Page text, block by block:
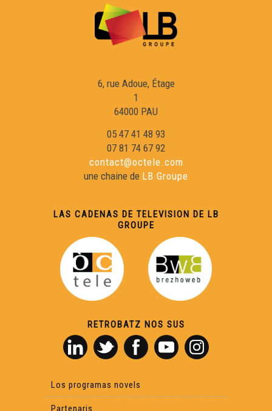
6, rue Adoue, Étage
1
64000 PAU
05 47 41 48 93
07 81 74 67 92
contact@octele.com
une chaine de LB Groupe
LAS CADENAS DE TELEVISION DE LB
GROUPE
RETROBATZ NOS SUS
Los programas novels
Partenaris